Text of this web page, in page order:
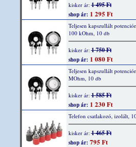
kisker ár:1 495 Ft
shop ár: 1 295 Ft
Teljesen kapszullált
100 kOhm, 10 db
kisker ár:1 750 Ft
shop ár: 1 080 Ft
Teljesen kapszullált
MOhm, 10 db
kisker ár:1 585 Ft
shop ár: 1 230 Ft
Telefon csatlakozó, izolált,
kisker ár:1 465 Ft
shop ár: 795 Ft